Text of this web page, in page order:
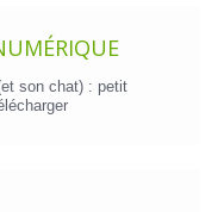
son chat) : petit